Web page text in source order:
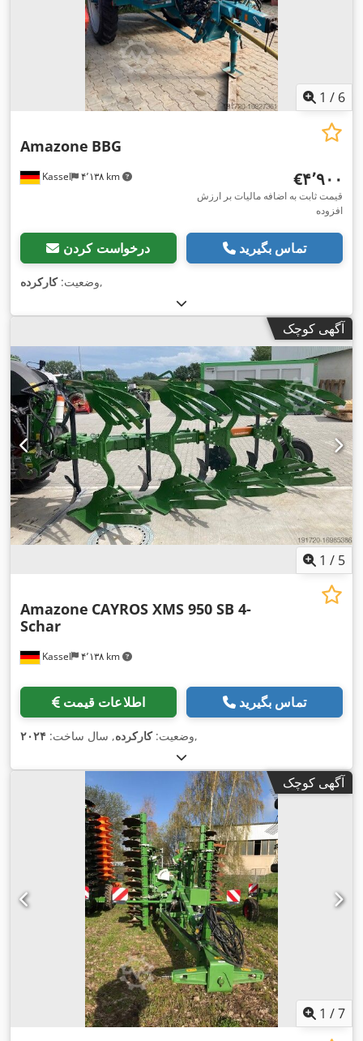
1 / 6
Kassel ۴٬۱۳۸ km
Amazone BBG
‎€۴٬۹۰۰
قیمت ثابت به اضافه مالیات بر ارزش
افزوده
درخواست کردن تماس بگیرید
وضعیت:کارکرده ,
آگهی کوچک
1 / 5
Kassel ۴٬۱۳۸ km
Amazone CAYROS XMS 950 SB 4-
Schar
اطلاعات قیمت تماس بگیرید
وضعیت:کارکرده, سال ساخت: ۲۰۲۴ ,
آگهی کوچک
1 /7